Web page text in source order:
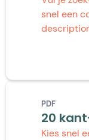
snel een
PDF
20
Kies snel